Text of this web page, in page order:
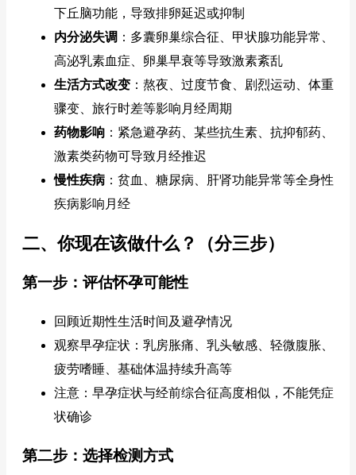
下丘脑功能，导致排卵延迟或抑制
内分泌失调 ：多囊卵巢综合征、甲状腺功能异常、
高泌乳素血症、卵巢早衰等导致激素紊乱
生活方式改变 ：熬夜、过度节食、剧烈运动、体重
骤变、旅行时差等影响月经周期
药物影响 ：紧急避孕药、某些抗生素、抗抑郁药、
激素类药物可导致月经推迟
慢性疾病 ：贫血、糖尿病、肝肾功能异常等全身性
疾病影响月经
二、你现在该做什么？（分三步）
第一步：评估怀孕可能性
回顾近期性生活时间及避孕情况
观察早孕症状：乳房胀痛、乳头敏感、轻微腹胀、
疲劳嗜睡、基础体温持续升高等
注意：早孕症状与经前综合征高度相似，不能凭症
状确诊
第二步：选择检测方式